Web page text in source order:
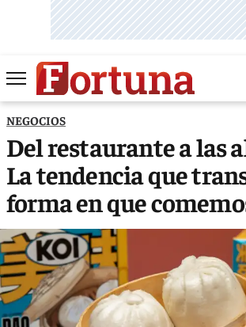
NEGOCIOS
Del restaurante a las
La tendencia que
forma en que